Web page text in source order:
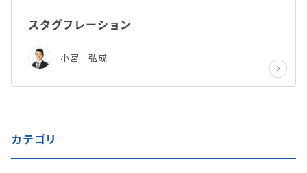
スタグフレーション
小宮 弘成
カテゴリ